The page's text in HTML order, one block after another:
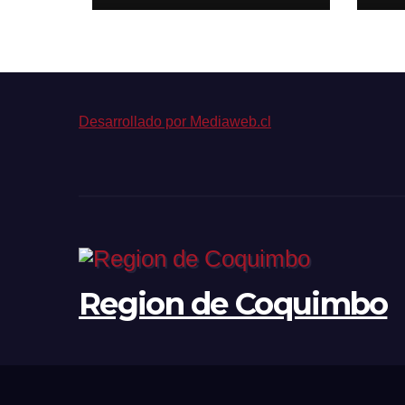
empleo formal
Desarrollado por Mediaweb.cl
Region de Coquimbo